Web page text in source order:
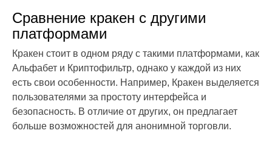
Сравнение кракен с другими
платформами
Кракен стоит в одном ряду с такими платформами, как
Альфабет и Криптофильтр, однако у каждой из них
есть свои особенности. Например, Кракен выделяется
пользователями за простоту интерфейса и
безопасность. В отличие от других, он предлагает
больше возможностей для анонимной торговли.